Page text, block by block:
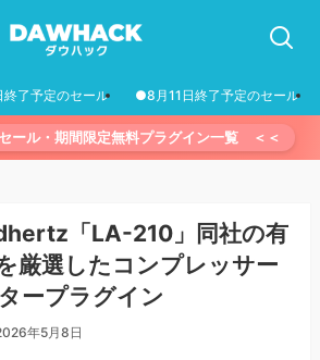
了予定のセール ●8月11日終了予定のセール
ール・期間限定無料プラグイン一覧 ＜＜
「LA-210」同社の有
厳選したコンプレッサー
ープラグイン
年5月8日